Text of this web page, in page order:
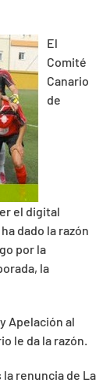
El
Comité
Canario
de
el digital
dado la razón
por la
la
Apelación al
le da la razón.
renuncia de La